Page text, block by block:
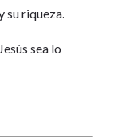
su riqueza.
sea lo